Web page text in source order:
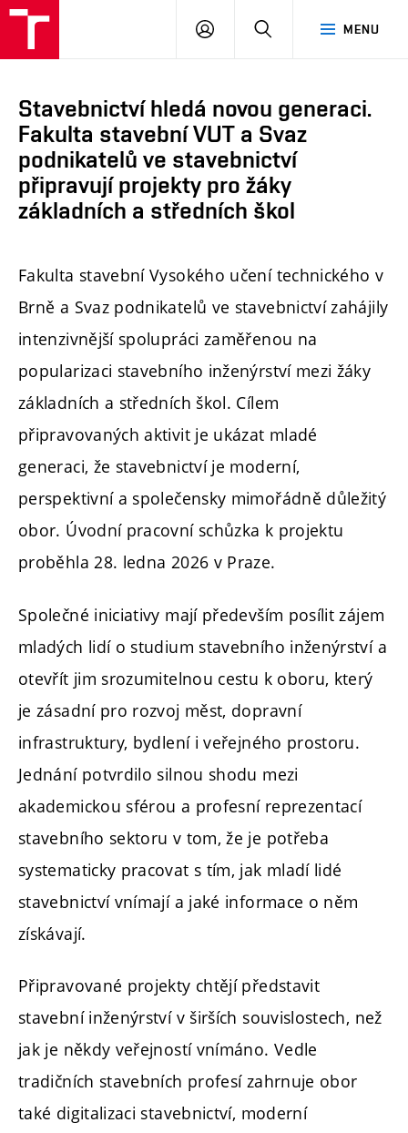
Brno
MENU
PŘIHLÁSIT
Stavebnictví hledá novou generaci.
Fakulta stavební VUT a Svaz
podnikatelů ve stavebnictví
připravují projekty pro žáky
základních a středních škol
Fakulta stavební Vysokého učení technického v
Brně a Svaz podnikatelů ve stavebnictví zahájily
intenzivnější spolupráci zaměřenou na
popularizaci stavebního inženýrství mezi žáky
základních a středních škol. Cílem
připravovaných aktivit je ukázat mladé
generaci, že stavebnictví je moderní,
perspektivní a společensky mimořádně důležitý
obor. Úvodní pracovní schůzka k projektu
proběhla 28. ledna 2026 v Praze.
Společné iniciativy mají především posílit zájem
mladých lidí o studium stavebního inženýrství a
otevřít jim srozumitelnou cestu k oboru, který
je zásadní pro rozvoj měst, dopravní
infrastruktury, bydlení i veřejného prostoru.
Jednání potvrdilo silnou shodu mezi
akademickou sférou a profesní reprezentací
stavebního sektoru v tom, že je potřeba
systematicky pracovat s tím, jak mladí lidé
stavebnictví vnímají a jaké informace o něm
získávají.
Připravované projekty chtějí představit
stavební inženýrství v širších souvislostech, než
jak je někdy veřejností vnímáno. Vedle
tradičních stavebních profesí zahrnuje obor
také digitalizaci stavebnictví, moderní